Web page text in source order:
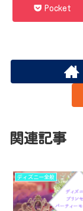
Pocket
関連記事
ディズニー全般